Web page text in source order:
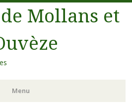
Mollans et
Menu